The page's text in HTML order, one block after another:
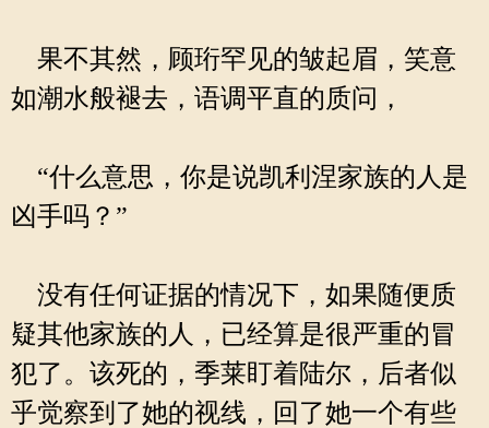
果不其然，顾珩罕见的皱起眉，笑意
如潮水般褪去，语调平直的质问，
“什么意思，你是说凯利涅家族的人是
凶手吗？”
没有任何证据的情况下，如果随便质
疑其他家族的人，已经算是很严重的冒
犯了。该死的，季莱盯着陆尔，后者似
乎觉察到了她的视线，回了她一个有些